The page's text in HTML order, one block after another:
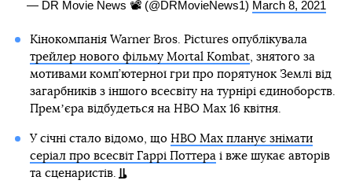
— DR Movie News 📽 (@DRMovieNews1) March 8, 2021
Кінокомпанія Warner Bros. Pictures опублікувала
трейлер нового фільму Mortal Kombat, знятого за
мотивами комп’ютерної гри про порятунок Землі від
загарбників з іншого всесвіту на турнірі єдиноборств.
Премʼєра відбудеться на HBO Max 16 квітня.
У січні стало відомо, що HBO Max планує знімати
серіал про всесвіт Гаррі Поттераі вже шукає авторів
та сценаристів.